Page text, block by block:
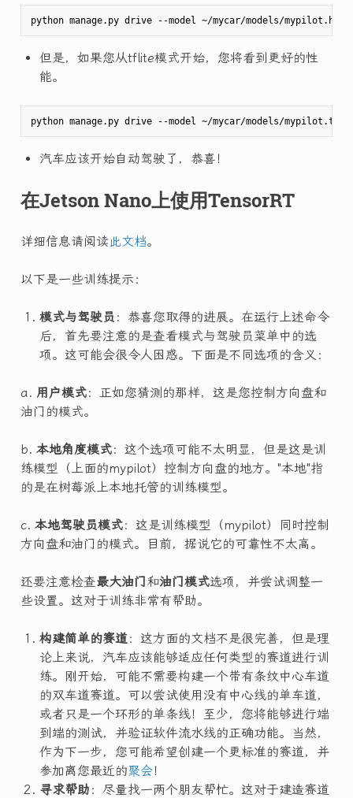
但是，如果您从tflite模式开始，您将看到更好的性
能。
python manage.py drive --model ~/mycar/models/
汽车应该开始自动驾驶了，恭喜！
在Jetson Nano上使用TensorRT
详细信息请阅读 此文档。
以下是一些训练提示：
模式与驾驶员 ：恭喜您取得的进展。在运行上述命令
后，首先要注意的是查看模式与驾驶员菜单中的选
项。这可能会很令人困惑。下面是不同选项的含义：
a. 用户模式：正如您猜测的那样，这是您控制方向盘和
油门的模式。
b. 本地角度模式：这个选项可能不太明显，但是这是训
练模型（上面的mypilot）控制方向盘的地方。"本地"指
的是在树莓派上本地托管的训练模型。
c. 本地驾驶员模式：这是训练模型（mypilot）同时控制
方向盘和油门的模式。目前，据说它的可靠性不太高。
还要注意检查最大油门和油门模式选项，并尝试调整一
些设置。这对于训练非常有帮助。
构建简单的赛道 ：这方面的文档不是很完善，但是理
论上来说，汽车应该能够适应任何类型的赛道进行训
练。刚开始，可能不需要构建一个带有条纹中心车道
的双车道赛道。可以尝试使用没有中心线的单车道，
或者只是一个环形的单条线！至少，您将能够进行端
到端的测试，并验证软件流水线的正确功能。当然，
作为下一步，您可能希望创建一个更标准的赛道，并
参加离您最近的聚会！
寻求帮助 ：尽量找一两个朋友帮忙。这对于建造赛道